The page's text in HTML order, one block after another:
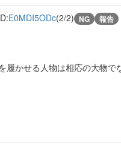
E0MDI5ODc(2/2) NG 報告
かせる人物は相応の大物で